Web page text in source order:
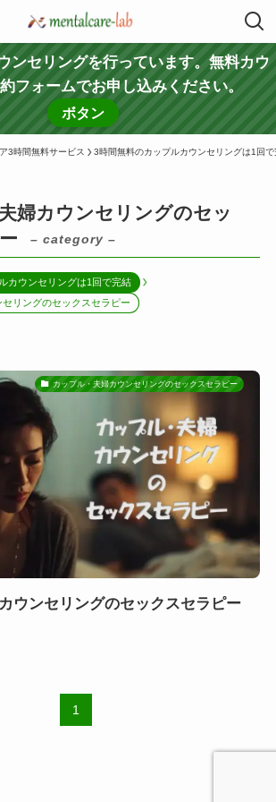
ンセリングを行っています。無料カウ
フォームでお申し込みください。
ボタン
3時間無料サービス 3時間無料のカップルカウンセリングは1回で
婦カウンセリングのセッ
– category –
カウンセリングは1回で完結
リングのセックスセラピー
カップル・夫婦カウンセリングのセックスセラピー
ウンセリングのセックスセラピー
1